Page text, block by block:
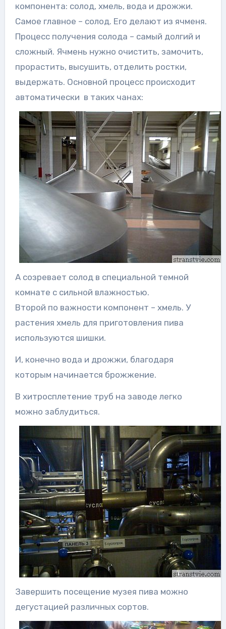
компонента: солод, хмель, вода и дрожжи.
Самое главное – солод. Его делают из ячменя.
Процесс получения солода – самый долгий и
сложный. Ячмень нужно очистить, замочить,
прорастить, высушить, отделить ростки,
выдержать. Основной процесс происходит
автоматически в таких чанах:
А созревает солод в специальной темной
комнате с сильной влажностью.
Второй по важности компонент – хмель. У
растения хмель для приготовления пива
используются шишки.
И, конечно вода и дрожжи, благодаря
которым начинается брожжение.
В хитросплетение труб на заводе легко
можно заблудиться.
Завершить посещение музея пива можно
дегустацией различных сортов.